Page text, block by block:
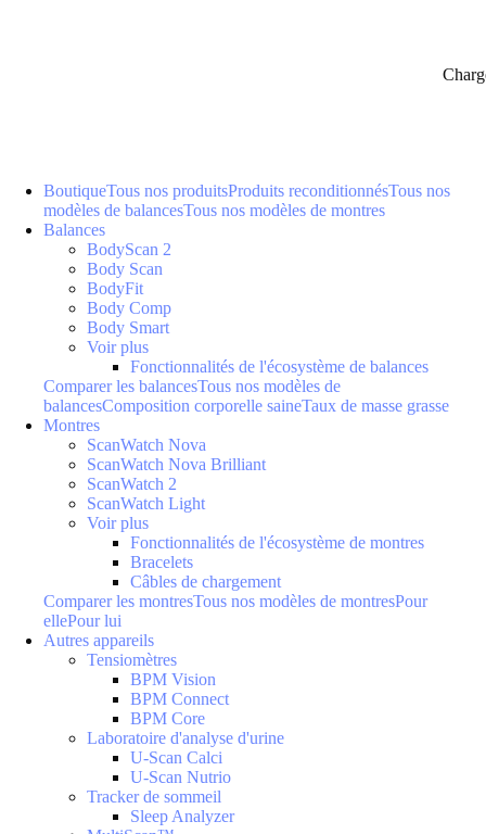
BoutiqueTous nos produitsProduits reconditionnésTous nos
modèles de balancesTous nos modèles de montres
Balances
BodyScan 2
Body Scan
BodyFit
Body Comp
Body Smart
Voir plus
Fonctionnalités de l'écosystème de balances
Comparer les balancesTous nos modèles de
balancesComposition corporelle saineTaux de masse grasse
Montres
ScanWatch Nova
ScanWatch Nova Brilliant
ScanWatch 2
ScanWatch Light
Voir plus
Fonctionnalités de l'écosystème de montres
Bracelets
Câbles de chargement
Comparer les montresTous nos modèles de montresPour
ellePour lui
Autres appareils
Tensiomètres
BPM Vision
BPM Connect
BPM Core
Laboratoire d'analyse d'urine
U-Scan Calci
U-Scan Nutrio
Tracker de sommeil
Sleep Analyzer